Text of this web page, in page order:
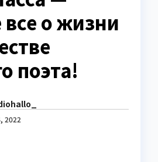
все о жизни
поэта!
2022